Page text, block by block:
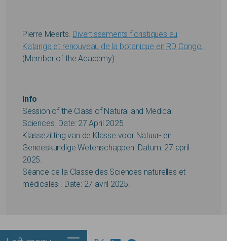
Pierre Meerts. Divertissements floristiques au
Katanga et renouveau de la botanique en RD Congo.
(Member of the Academy)
Info
Session of the Class of Natural and Medical
Sciences. Date: 27 April 2025.
Klassezitting van de Klasse voor Natuur- en
Geneeskundige Wetenschappen. Datum: 27 april
2025.
Séance de la Classe des Sciences naturelles et
médicales . Date: 27 avril 2025.